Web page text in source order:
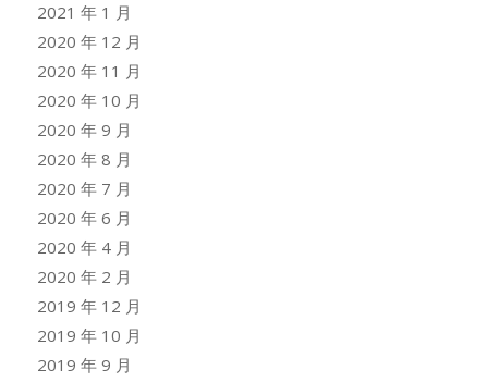
2021 年 1 月
2020 年 12 月
2020 年 11 月
2020 年 10 月
2020 年 9 月
2020 年 8 月
2020 年 7 月
2020 年 6 月
2020 年 4 月
2020 年 2 月
2019 年 12 月
2019 年 10 月
2019 年 9 月